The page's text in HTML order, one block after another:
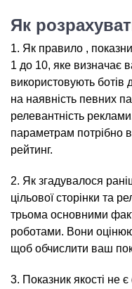
Як
1. Як правило ,
1 до 10, яке визначає
використовують ботів
на наявність певних
релевантність
параметрам потрібно
рейтинг.
2. Як згадувалося
цільової сторінки та
трьома основними
роботами. Вони
щоб обчислити ваш
3. Показник якості не